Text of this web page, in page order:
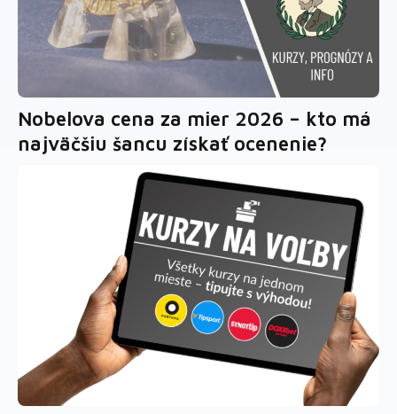
Nobelova cena za mier 2026 – kto má
najväčšiu šancu získať ocenenie?